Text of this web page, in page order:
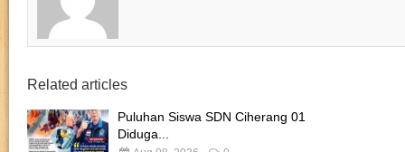
Related articles
Puluhan Siswa SDN Ciherang 01
Diduga...